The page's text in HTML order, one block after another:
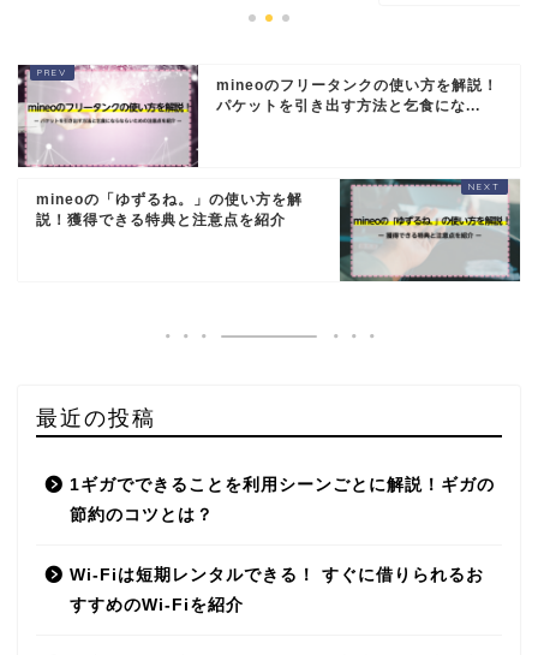
mineoのフリータンクの使い方を解説！
パケットを引き出す方法と乞食にな...
mineoの「ゆずるね。」の使い方を解
説！獲得できる特典と注意点を紹介
最近の投稿
1ギガでできることを利用シーンごとに解説！ギガの
節約のコツとは？
Wi-Fiは短期レンタルできる！ すぐに借りられるお
すすめのWi-Fiを紹介
楽天モバイル
LIBMO
Nifmo
LINEモバイル
nuroモバイル